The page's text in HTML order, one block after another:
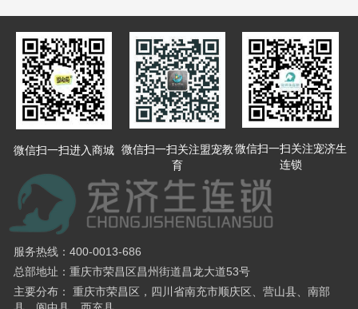
微信扫一扫进入商城 微信扫一扫关注盟宠教
育
微信扫一扫关注宠济生
连锁
服务热线：400-0013-686
总部地址：重庆市荣昌区昌州街道昌龙大道53号
主要分布： 重庆市荣昌区，四川省南充市顺庆区、营山县、南部